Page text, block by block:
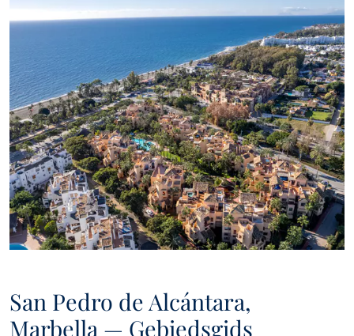
San Pedro de Alcántara,
Marbella — Gebiedsgids